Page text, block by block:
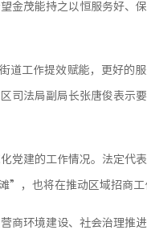
金茂能持之以恒服务好、
道工作提效赋能，更好的
司法局副局长张唐俊表示
建的工作情况。法定代
，也将在推动区域招商工
商环境建设、社会治理推